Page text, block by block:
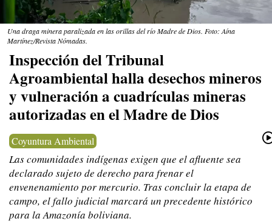
Una draga minera paralizada en las orillas del río Madre de Dios. Foto: Aína
Martínez/Revista Nómadas.
Inspección del Tribunal
Agroambiental halla desechos mineros
y vulneración a cuadrículas mineras
autorizadas en el Madre de Dios
Coyuntura Ambiental
Las comunidades indígenas exigen que el afluente sea
declarado sujeto de derecho para frenar el
envenenamiento por mercurio. Tras concluir la etapa de
campo, el fallo judicial marcará un precedente histórico
para la Amazonía boliviana.